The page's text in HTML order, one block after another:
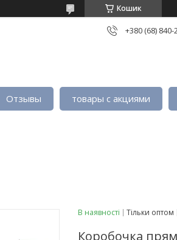
Кошик
+380 (68) 840-
Отзывы товары с акциями
В наявності Тільки оптом
Коробочка